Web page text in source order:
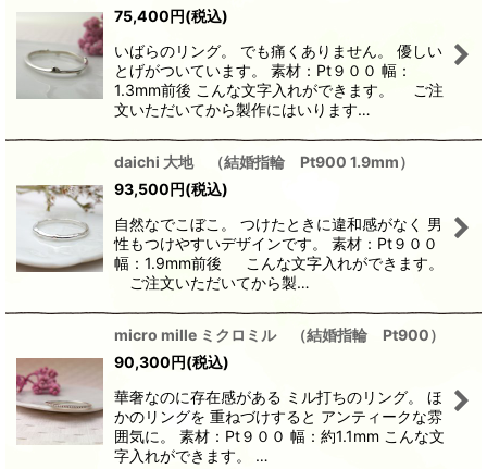
75,400円(税込)
いばらのリング。 でも痛くありません。 優しい
とげがついています。 素材：Pt９００ 幅：
1.3mm前後 こんな文字入れができます。 ご注
文いただいてから製作にはいります…
daichi 大地 （結婚指輪 Pt900 1.9mm）
93,500円(税込)
自然なでこぼこ。 つけたときに違和感がなく 男
性もつけやすいデザインです。 素材：Pt９００
幅：1.9mm前後 こんな文字入れができます。
ご注文いただいてから製…
micro mille ミクロミル （結婚指輪 Pt900）
90,300円(税込)
華奢なのに存在感がある ミル打ちのリング。 ほ
かのリングを 重ねづけすると アンティークな雰
囲気に。 素材：Pt９００ 幅：約1.1mm こんな文
字入れができます。 …